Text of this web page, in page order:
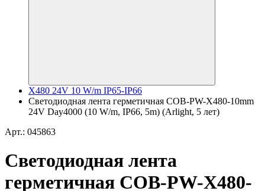
X480 24V 10 W/m IP65-IP66
Светодиодная лента герметичная COB-PW-X480-10mm
24V Day4000 (10 W/m, IP66, 5m) (Arlight, 5 лет)
Арт.: 045863
Светодиодная лента
герметичная COB-PW-X480-